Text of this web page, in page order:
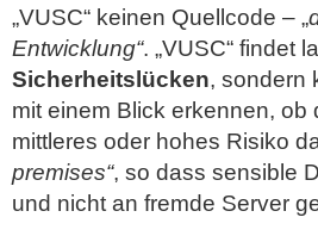
„VUSC“ keinen Quellcode – „
Entwicklung“. „VUSC“ findet
Sicherheitslücken, sondern
mit einem Blick erkennen,
mittleres oder hohes Risiko
premises“, so dass sensible
und nicht an fremde Server